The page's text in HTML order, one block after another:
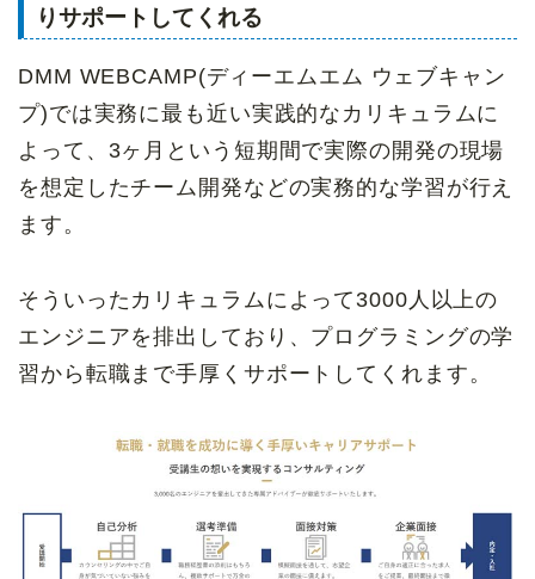
りサポートしてくれる
DMM WEBCAMP(ディーエムエム ウェブキャン
プ)では実務に最も近い実践的なカリキュラムに
よって、3ヶ月という短期間で実際の開発の現場
を想定したチーム開発などの実務的な学習が行え
ます。
そういったカリキュラムによって3000人以上の
エンジニアを排出しており、プログラミングの学
習から転職まで手厚くサポートしてくれます。